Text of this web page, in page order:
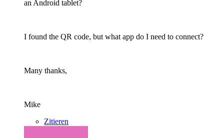
an Android tablet?
I found the QR code, but what app do I need to connect?
Many thanks,
Mike
Zitieren